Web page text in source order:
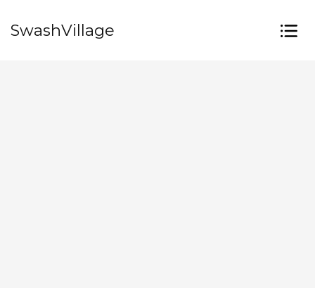
SwashVillage